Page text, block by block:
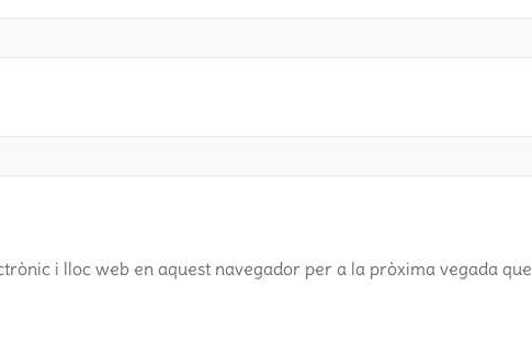
i lloc web en aquest navegador per a la pròxima vegada que